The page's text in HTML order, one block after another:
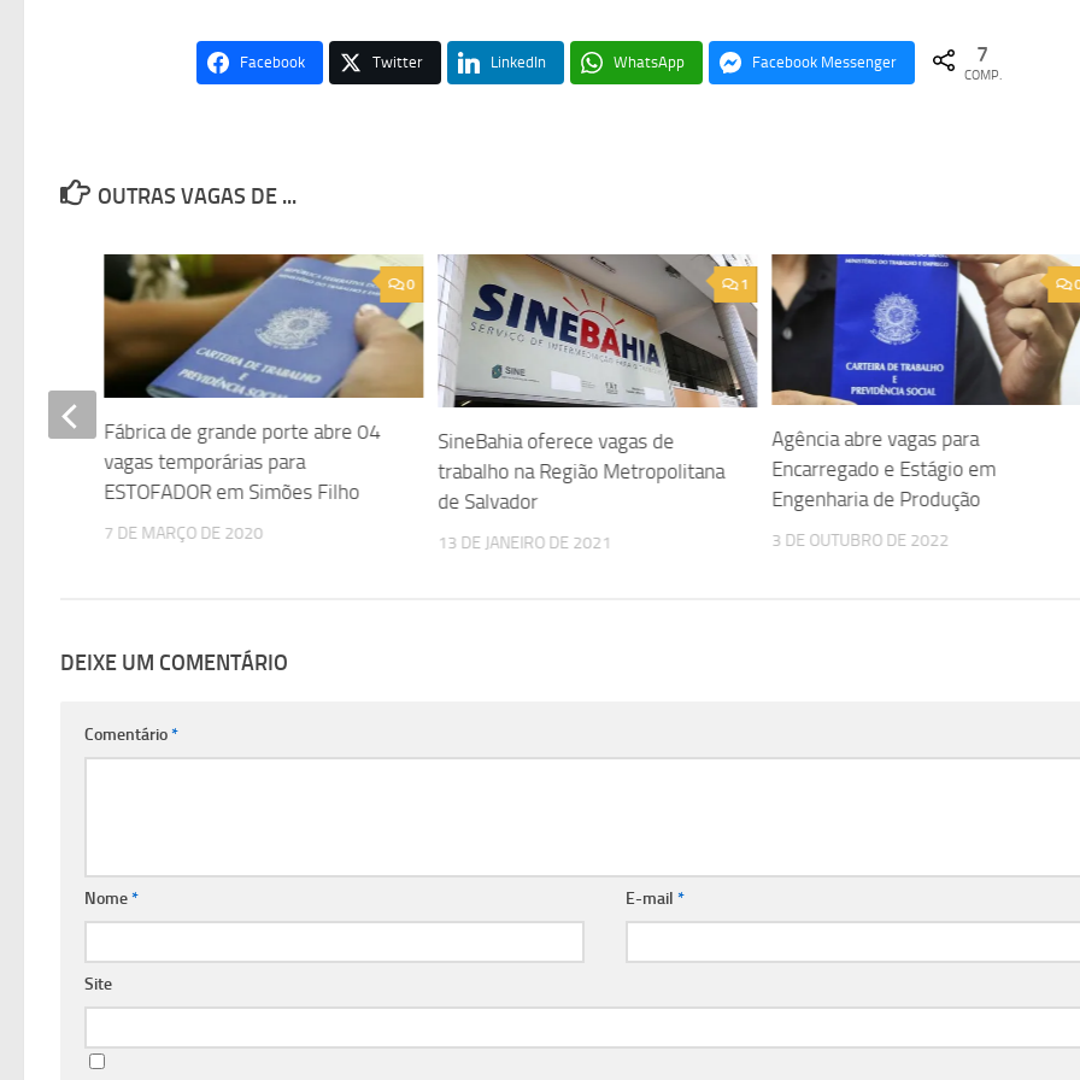
Facebook Twitter LinkedIn WhatsApp Facebook Messenger 7
COMP.
OUTRAS VAGAS DE ...
1
SineBahia oferece vagas de
trabalho na Região Metropolitana
de Salvador
13 DE JANEIRO DE 2021
Agência abre vagas para
Encarregado e Estágio em
Engenharia de Produção
3 DE OUTUBRO DE 2022
0
Fábrica de grande porte abre 04
vagas temporárias para
ESTOFADOR em Simões Filho
7 DE MARÇO DE 2020
DEIXE UM COMENTÁRIO
Comentário*
Nome* E-mail*
Site